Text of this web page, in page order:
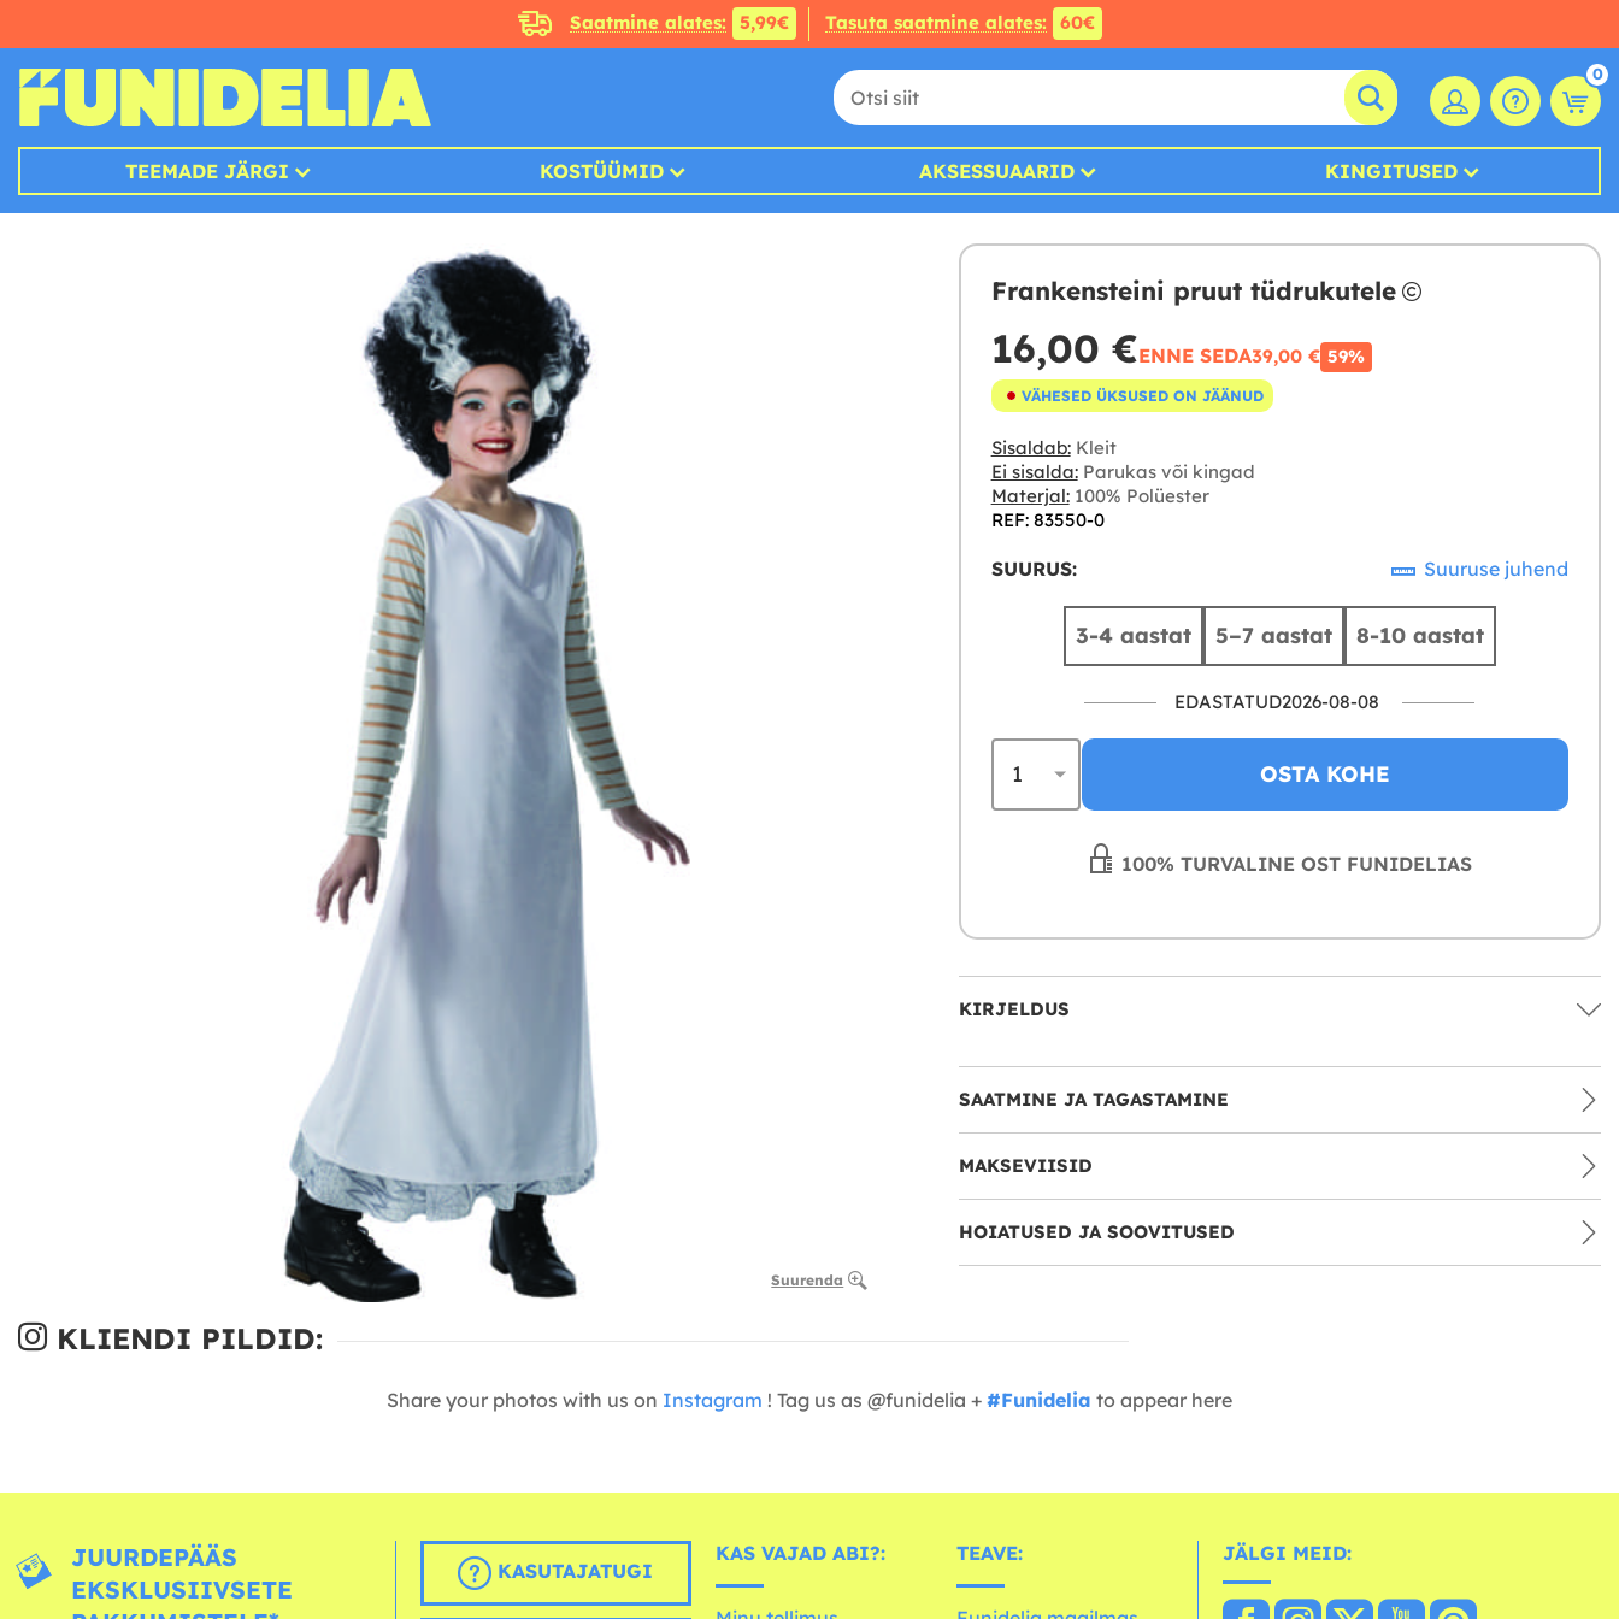
Saatmine alates: 5,99€ Tasuta saatmine alates: 60€
0
TEEMADE JÄRGI KOSTÜÜMID AKSESSUAARID KINGITUSED
Suurenda
Frankensteini pruut tüdrukutele
16,00 €ENNE SEDA39,00 € 59%
VÄHESED ÜKSUSED ON JÄÄNUD
Sisaldab:Kleit
Ei sisalda:Parukas või kingad
Materjal:100% Polüester
REF: 83550-0
SUURUS: Suuruse juhend
3-4 aastat 5–7 aastat 8-10 aastat
EDASTATUD2026-08-08
OSTA KOHE
100% TURVALINE OST FUNIDELIAS
KIRJELDUS
SAATMINE JA TAGASTAMINE
MAKSEVIISID
HOIATUSED JA SOOVITUSED
KLIENDI PILDID:
Share your photos with us on Instagram ! Tag us as @funidelia + #Funidelia to appear here
JUURDEPÄÄS
EKSKLUSIIVSETE
KASUTAJATUGI
KAS VAJAD ABI?: TEAVE: JÄLGI MEID: